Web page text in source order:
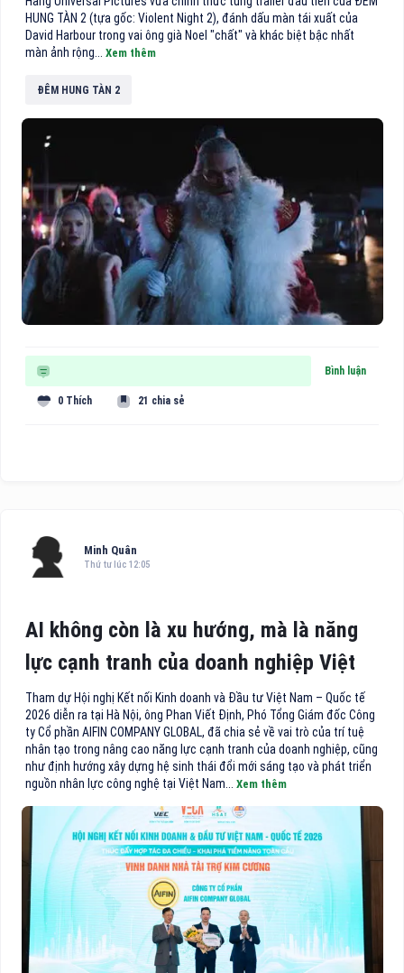
HUNG TÀN 2 (tựa gốc: Violent Night 2), đánh dấu màn tái xuất của
David Harbour trong vai ông già Noel "chất" và khác biệt bậc nhất
màn ảnh rộng... Xem thêm
ĐÊM HUNG TÀN 2
Bình luận
0 Thích 21 chia sẻ
Minh Quân
Thứ tư lúc 12:05
AI không còn là xu hướng, mà là năng
lực cạnh tranh của doanh nghiệp Việt
Tham dự Hội nghị Kết nối Kinh doanh và Đầu tư Việt Nam – Quốc tế
2026 diễn ra tại Hà Nội, ông Phan Viết Định, Phó Tổng Giám đốc Công
ty Cổ phần AIFIN COMPANY GLOBAL, đã chia sẻ về vai trò của trí tuệ
nhân tạo trong nâng cao năng lực cạnh tranh của doanh nghiệp, cũng
như định hướng xây dựng hệ sinh thái đổi mới sáng tạo và phát triển
nguồn nhân lực công nghệ tại Việt Nam... Xem thêm